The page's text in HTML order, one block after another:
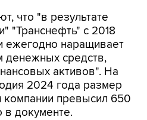
что "в результате
"Транснефть" с 2018
ежегодно наращивает
денежных средств,
активов". На
2024 года размер
превысил 650
в документе.